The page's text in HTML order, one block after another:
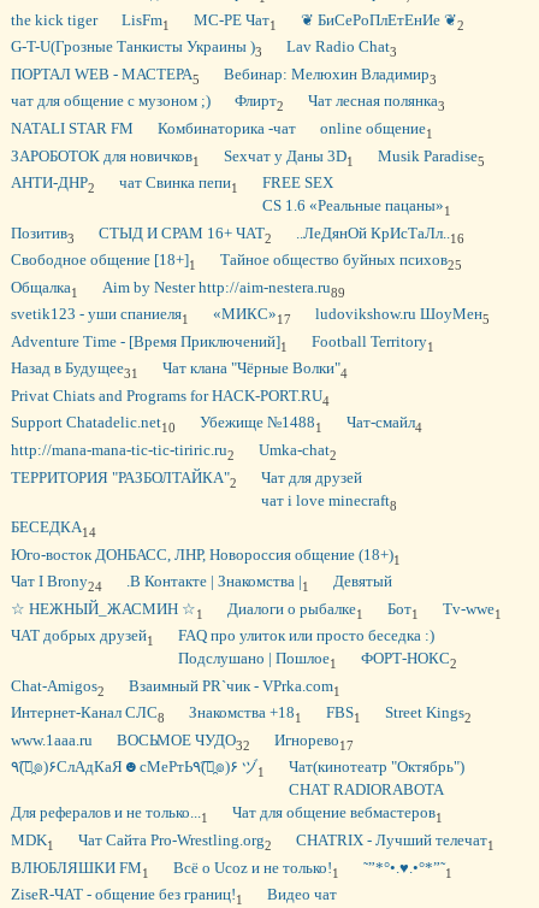
the kick tiger LisFm1 MC-PE Чат1 ❦ БиСеРоПлЕтЕнИе ❦2
G-T-U(Грозные Танкисты Украины )3 Lav Radio Chat3
ПОРТАЛ WEB - МАСТЕРА5 Вебинар: Мелюхин Владимир3
чат для общение с музоном ;) Флирт2 Чат лесная полянка3
NATALI STAR FM Комбинаторика -чат online общение1
ЗАРОБОТОК для новичков1 Sexчат у Даны 3D1 Musik Paradise5
АНТИ-ДНР2 чат Свинка пепи1
FREE SEX
CS 1.6 «Реальные пацаны»1
Позитив3 СТЫД И СРАМ 16+ ЧАТ2 ..ЛеДянОй КрИсТаЛл.. 16
Свободное общение [18+]1 Тайное общество буйных психов25
Общалка1 Aim by Nester http://aim-nestera.ru89
svetik123 - уши спаниеля1 «МИКС»17 ludovikshow.ru ШоуМен5
Adventure Time - [Время Приключений]1 Football Territory1
Назад в Будущее31 Чат клана "Чёрные Волки"4
Privat Chiats and Programs for HACK-PORT.RU4
Support Chatadelic.net10 Убежище №14881 Чат-смайл4
http://mana-mana-tic-tic-tiriric.ru2 Umka-chat2
ТЕРРИТОРИЯ "РАЗБОЛТАЙКА"2
Чат для друзей
чат i love minecraft8
БЕСЕДКА14
Юго-восток ДОНБАСС, ЛНР, Новороссия общение (18+)1
Чат I Brony24 .В Контакте | Знакомства | 1
Девятый
☆ НЕЖНЫЙ_ЖАСМИН ☆1 Диалоги о рыбалке1 Бот1 Tv-wwe1
ЧАТ добрых друзей1
FAQ про улиток или просто беседка :)
Подслушано | Пошлое1 ФОРТ-НОКС2
Chat-Amigos2 Взаимный PR`чик - VPrka.com1
Интернет-Канал СЛС8 Знакомства +181 FBS1 Street Kings2
www.1aaa.ru ВОСЬМОЕ ЧУДО32 Игнорево17
٩(͡๏̯๏)۶СлАдКаЯ☻сМеРтЬ٩(͡๏̯๏)۶ ヅ1
Чат(кинотеатр "Октябрь")
CHAT RADIORABOTA
Для рефералов и не только...1 Чат для общение вебмастеров1
MDK1 Чат Сайта Pro-Wrestling.org2 CHATRIX - Лучший телечат1
ВЛЮБЛЯШКИ FM1 Всё о Ucoz и не только!1 ˜”*°•.♥.•°*”˜1
ZiseR-ЧAT - общение без границ!1
Видео чат